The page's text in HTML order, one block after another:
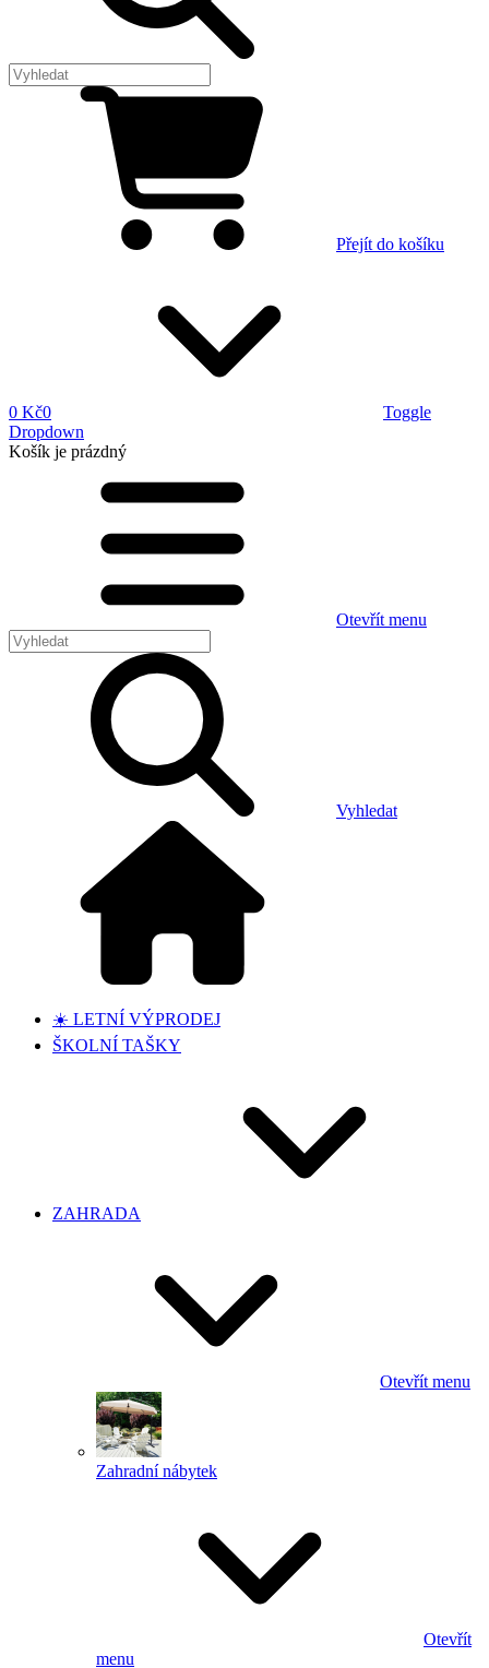
Přejít do košíku
0 Kč0
Toggle
Dropdown
Košík je prázdný
Otevřít menu
Vyhledat
☀️ LETNÍ VÝPRODEJ
ŠKOLNÍ TAŠKY
ZAHRADA
Otevřít menu
Zahradní nábytek
Otevřít
menu